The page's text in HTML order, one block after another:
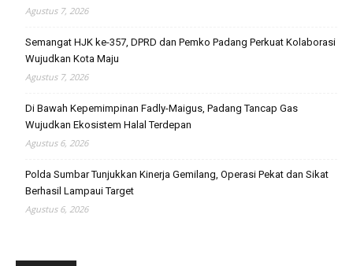
Agustus 7, 2026
Semangat HJK ke-357, DPRD dan Pemko Padang Perkuat Kolaborasi
Wujudkan Kota Maju
Agustus 7, 2026
Di Bawah Kepemimpinan Fadly-Maigus, Padang Tancap Gas
Wujudkan Ekosistem Halal Terdepan
Agustus 6, 2026
Polda Sumbar Tunjukkan Kinerja Gemilang, Operasi Pekat dan Sikat
Berhasil Lampaui Target
Agustus 6, 2026